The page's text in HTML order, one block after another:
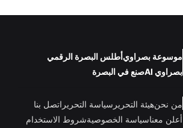
موسوعة بصراويأطلس البصرة الرقمي
بصراوي AI
صنع في البصرة
من نحنهيئة التحرير سياسة التحرير اتصل بنا
أعلن معناسياسة الخصوصيةشروط الاستخدام